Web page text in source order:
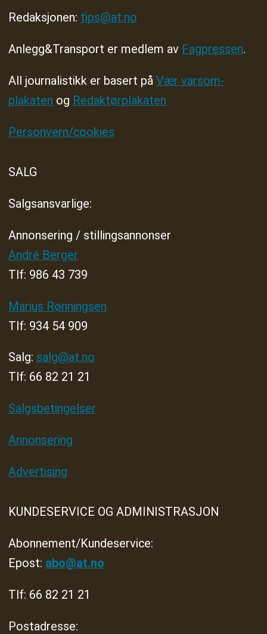
Redaksjonen: tips@at.no
Anlegg&Transport er medlem av Fagpressen.
All journalistikk er basert på Vær varsom-
plakaten og Redaktørplakaten
Personvern/cookies
SALG
Salgsansvarlige:
Annonsering / stillingsannonser
André Berger
Tlf: 986 43 739
Marius Rønningsen
Tlf: 934 54 909
Salg: salg@at.no
Tlf: 66 82 21 21
Salgsbetingelser
Annonsering
Advertising
KUNDESERVICE OG ADMINISTRASJON
Abonnement/Kundeservice:
Epost: abo@at.no
Tlf: 66 82 21 21
Postadresse: